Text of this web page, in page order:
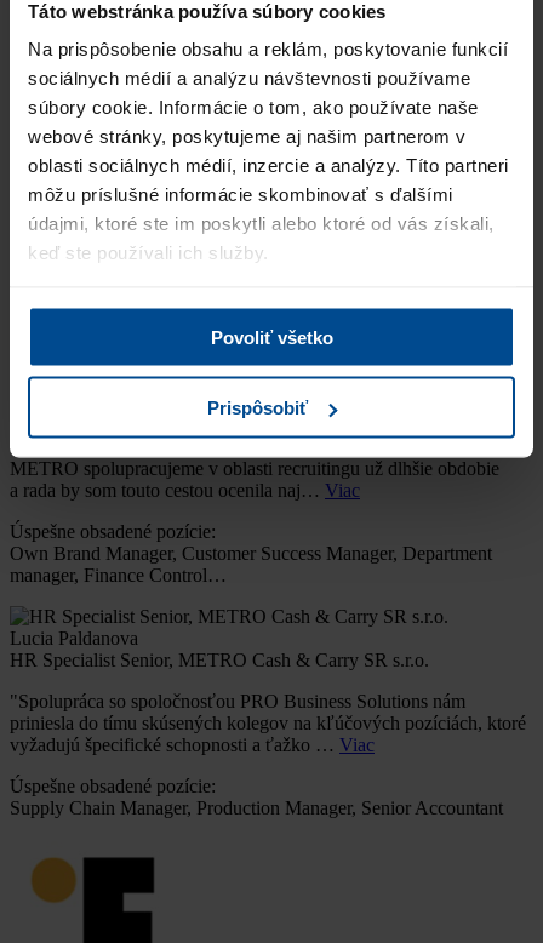
Táto webstránka používa súbory cookies
Na prispôsobenie obsahu a reklám, poskytovanie funkcií
sociálnych médií a analýzu návštevnosti používame
súbory cookie. Informácie o tom, ako používate naše
webové stránky, poskytujeme aj našim partnerom v
oblasti sociálnych médií, inzercie a analýzy. Títo partneri
môžu príslušné informácie skombinovať s ďalšími
údajmi, ktoré ste im poskytli alebo ktoré od vás získali,
keď ste používali ich služby.
Povoliť všetko
Prispôsobiť
JUDr. MAROŠ TÓTH, MBA
Rödl & Partner Advokáti, s. r. o.
"Ráda bych vřele doporučila personální agenturu PRO Business
Solutions, která je pro nás nepostradatelná v oblasti náboru
zaměstnanců. Spolupracujeme společně na&nbs… Viac
Úspešne obsadené pozície:
Team Leader SK, Area Sales Manager, Key account manager,
Obchodný zástupca,
Lenka Martínková
HR Generalist CZ&SK, Orbico s.r.o.
"S personálnou agentúrou PRO Business Solutions v rámci
METRO spolupracujeme v oblasti recruitingu už dlhšie obdobie
a rada by som touto cestou ocenila naj… Viac
Úspešne obsadené pozície:
Own Brand Manager, Customer Success Manager, Department
manager, Finance Control…
Lucia Paldanova
HR Specialist Senior, METRO Cash & Carry SR s.r.o.
"Spolupráca so spoločnosťou PRO Business Solutions nám
priniesla do tímu skúsených kolegov na kľúčových pozíciách, ktoré
vyžadujú špecifické schopnosti a ťažko … Viac
Úspešne obsadené pozície:
Supply Chain Manager, Production Manager, Senior Accountant